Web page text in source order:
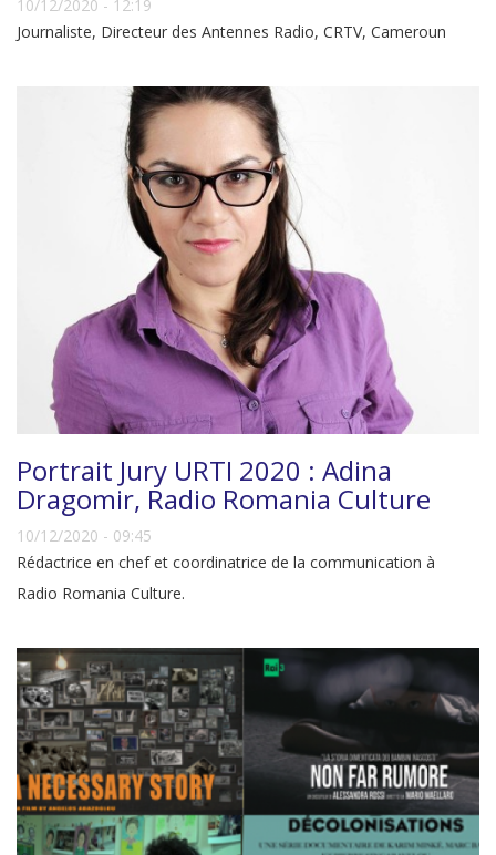
10/12/2020 - 12:19
Journaliste, Directeur des Antennes Radio, CRTV, Cameroun
Portrait Jury URTI 2020 : Adina
Dragomir, Radio Romania Culture
10/12/2020 - 09:45
Rédactrice en chef et coordinatrice de la communication à
Radio Romania Culture.